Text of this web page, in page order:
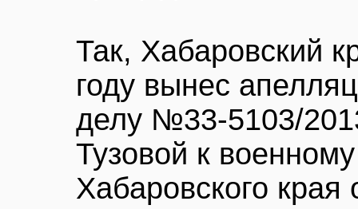
Так, Хабаровский
году вынес
делу №33-5103/
Тузовой к
Хабаровского края